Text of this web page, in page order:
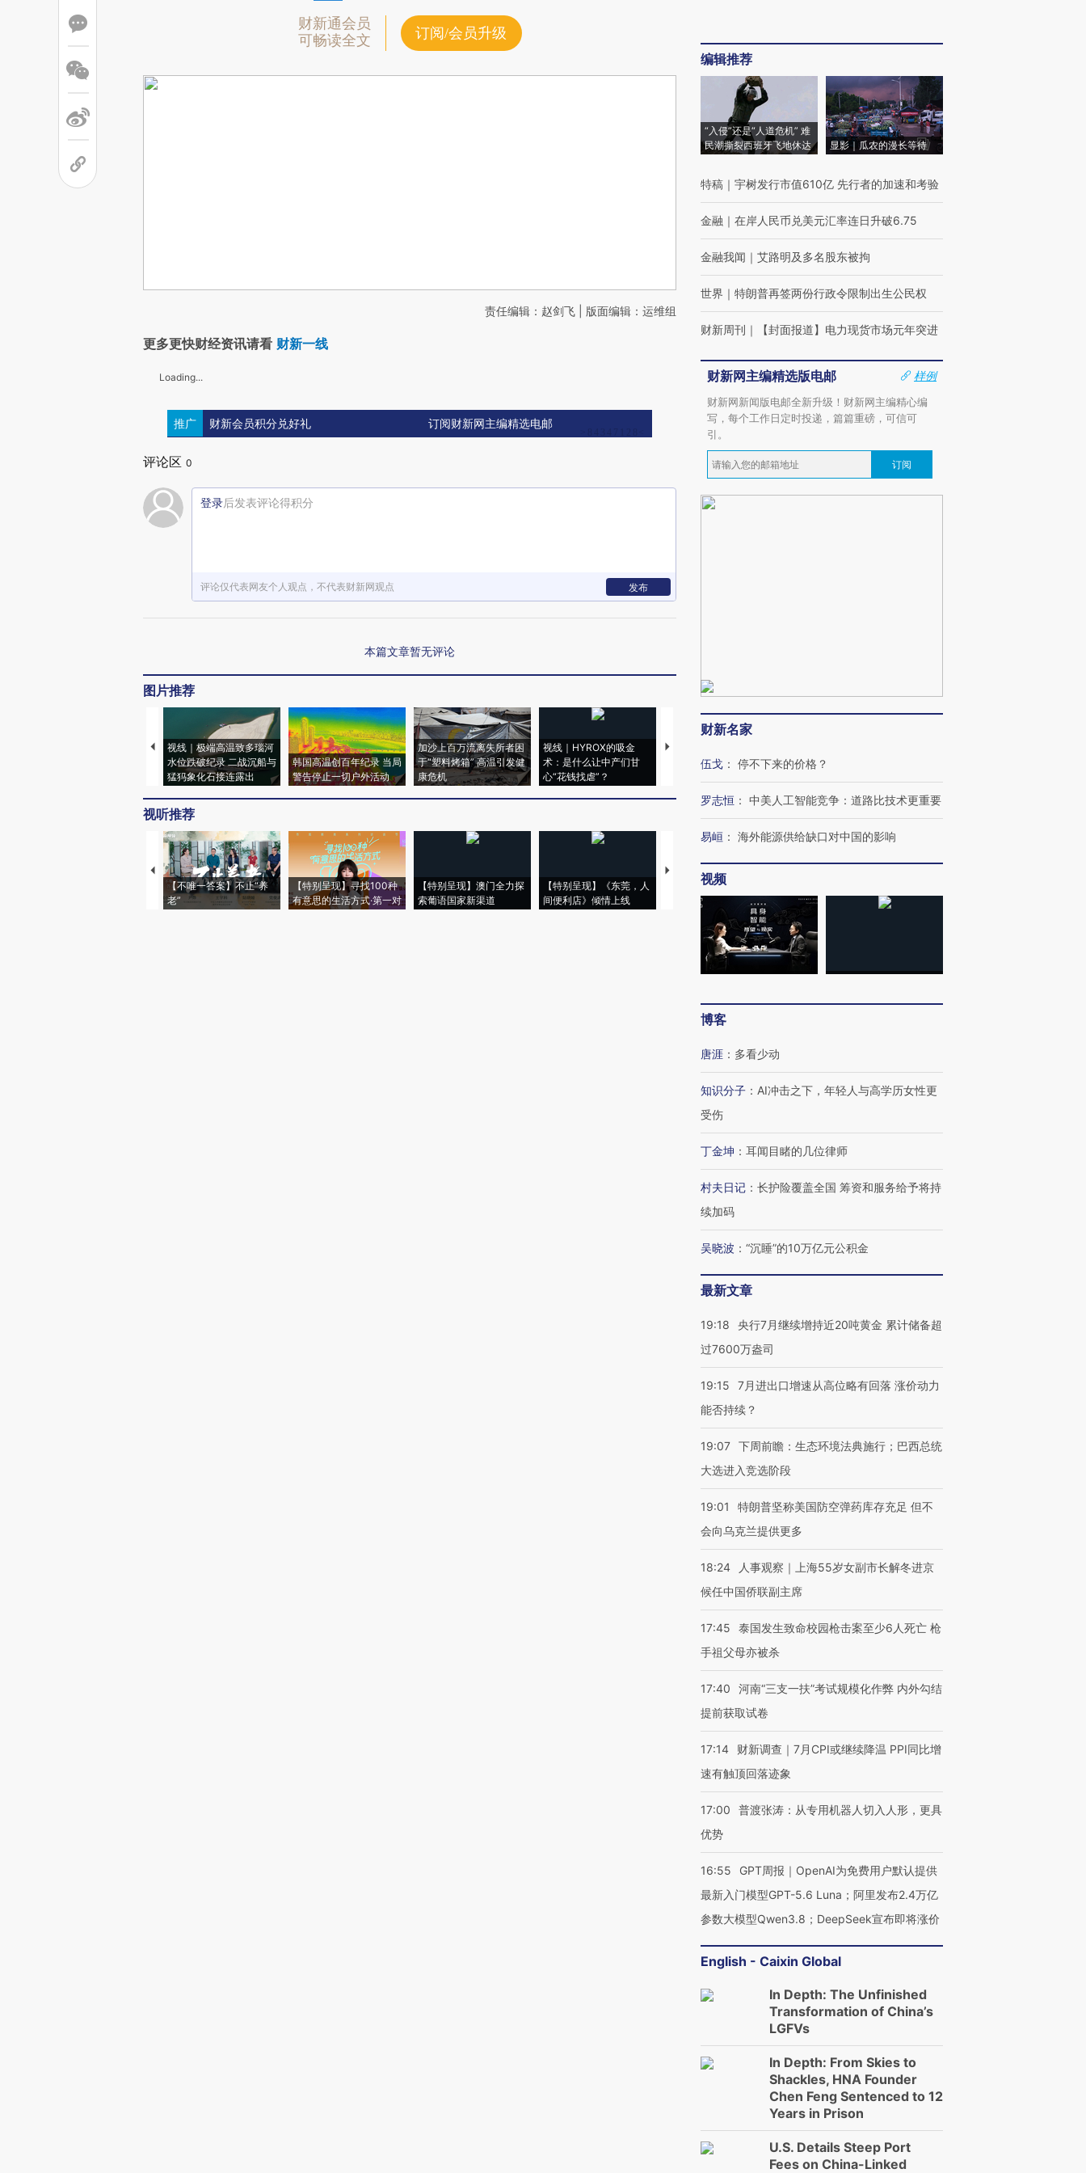
财新通会员
可畅读全文
订阅/会员升级
责任编辑：赵剑飞 | 版面编辑：运维组
更多更快财经资讯请看 财新一线
Loading...
推广 财新会员积分兑好礼 订阅财新网主编精选电邮
评论区 0
登录后发表评论得积分
评论仅代表网友个人观点，不代表财新网观点 发布
本篇文章暂无评论
图片推荐
视线｜极端高温致多瑙河
水位跌破纪录 二战沉船与
猛犸象化石接连露出
韩国高温创百年纪录 当局
警告停止一切户外活动
加沙上百万流离失所者困
于“塑料烤箱” 高温引发健
康危机
视线｜HYROX的吸金
术：是什么让中产们甘
心“花钱找虐”？
马航飞行员跨国走私7万
粒摇头丸 尿检体内含3种
度Z世代 用街头抗争将教
视听推荐
【不唯一答案】不止“养
老”
【特别呈现】寻找100种
有意思的生活方式·第一对
【特别呈现】澳门全力探
索葡语国家新渠道
【特别呈现】《东莞，人
间便利店》倾情上线
【推广】走进第四届链博
会，让数智科技“链”接产
有意思的生活方式·第三对
编辑推荐
“入侵”还是“人道危机” 难
民潮撕裂西班牙飞地休达
显影｜瓜农的漫长等待
特稿 ｜ 宇树发行市值610亿 先行者的加速和考验
金融 ｜ 在岸人民币兑美元汇率连日升破6.75
金融我闻 ｜ 艾路明及多名股东被拘
世界 ｜ 特朗普再签两份行政令限制出生公民权
财新周刊 ｜ 【封面报道】电力现货市场元年突进
财新网主编精选版电邮
样例
财新网新闻版电邮全新升级！财新网主编精心编
写，每个工作日定时投递，篇篇重磅，可信可
引。
订阅
财新名家
伍戈 ： 停不下来的价格？
罗志恒 ： 中美人工智能竞争：道路比技术更重要
易峘 ： 海外能源供给缺口对中国的影响
视频
博客
唐涯 ： 多看少动
知识分子 ： AI冲击之下，年轻人与高学历女性更
受伤
丁金坤 ： 耳闻目睹的几位律师
村夫日记 ： 长护险覆盖全国 筹资和服务给予将持
续加码
吴晓波 ： “沉睡”的10万亿元公积金
最新文章
19:18
央行7月继续增持近20吨黄金 累计储备超
过7600万盎司
19:15
7月进出口增速从高位略有回落 涨价动力
能否持续？
19:07 下周前瞻：生态环境法典施行；巴西总统
大选进入竞选阶段
19:01
特朗普坚称美国防空弹药库存充足 但不
会向乌克兰提供更多
18:24
人事观察｜上海55岁女副市长解冬进京
候任中国侨联副主席
17:45
泰国发生致命校园枪击案至少6人死亡 枪
手祖父母亦被杀
17:40
河南“三支一扶”考试规模化作弊 内外勾结
提前获取试卷
17:14
财新调查｜7月CPI或继续降温 PPI同比增
速有触顶回落迹象
17:00
普渡张涛：从专用机器人切入人形，更具
优势
16:55
GPT周报｜OpenAI为免费用户默认提供
最新入门模型GPT-5.6 Luna；阿里发布2.4万亿
参数大模型Qwen3.8；DeepSeek宣布即将涨价
English - Caixin Global
In Depth: The Unfinished
Transformation of China’s
LGFVs
In Depth: From Skies to
Shackles, HNA Founder
Chen Feng Sentenced to 12
Years in Prison
U.S. Details Steep Port
Fees on China-Linked